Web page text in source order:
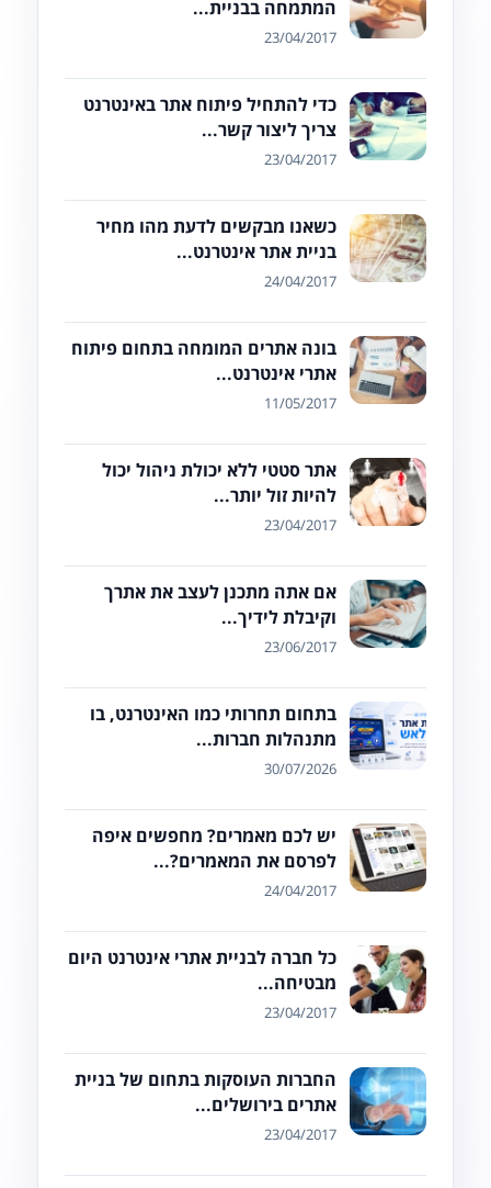
המתמחה בבניית...
23/04/2017
כדי להתחיל פיתוח אתר באינטרנט
צריך ליצור קשר...
23/04/2017
כשאנו מבקשים לדעת מהו מחיר
בניית אתר אינטרנט...
24/04/2017
בונה אתרים המומחה בתחום פיתוח
אתרי אינטרנט...
11/05/2017
אתר סטטי ללא יכולת ניהול יכול
להיות זול יותר...
23/04/2017
אם אתה מתכנן לעצב את אתרך
וקיבלת לידיך...
23/06/2017
בתחום תחרותי כמו האינטרנט, בו
מתנהלות חברות...
30/07/2026
יש לכם מאמרים? מחפשים איפה
לפרסם את המאמרים?...
24/04/2017
כל חברה לבניית אתרי אינטרנט היום
מבטיחה...
23/04/2017
החברות העוסקות בתחום של בניית
אתרים בירושלים...
23/04/2017